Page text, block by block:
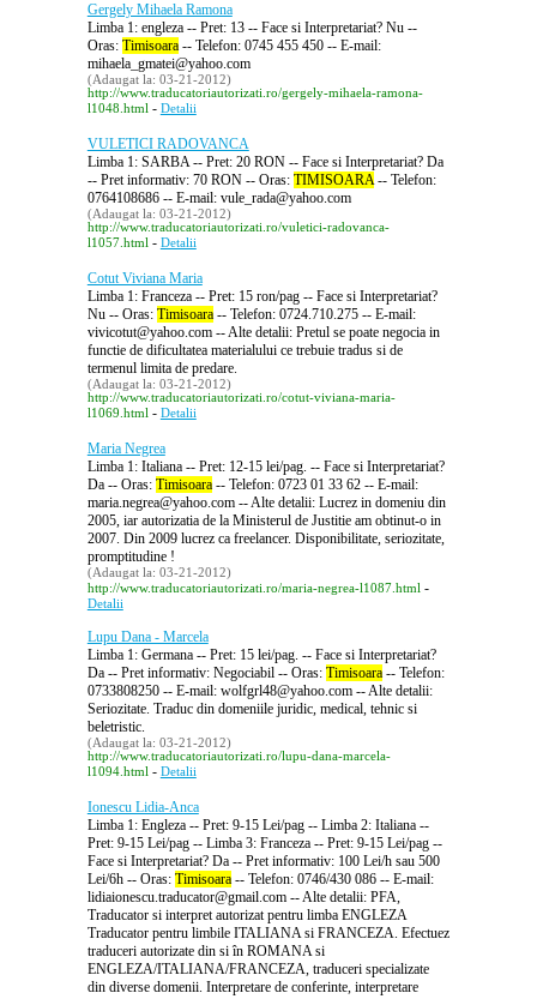
Gergely Mihaela Ramona
Limba 1: engleza -- Pret: 13 -- Face si Interpretariat? Nu --
Oras: Timisoara-- Telefon: 0745 455 450 -- E-mail:
mihaela_gmatei@yahoo.com
(Adaugat la: 03-21-2012)
http://www.traducatoriautorizati.ro/gergely-mihaela-ramona-
l1048.html- Detalii
VULETICI RADOVANCA
Limba 1: SARBA -- Pret: 20 RON -- Face si Interpretariat? Da
-- Pret informativ: 70 RON -- Oras: TIMISOARA-- Telefon:
0764108686 -- E-mail: vule_rada@yahoo.com
(Adaugat la: 03-21-2012)
http://www.traducatoriautorizati.ro/vuletici-radovanca-
l1057.html- Detalii
Cotut Viviana Maria
Limba 1: Franceza -- Pret: 15 ron/pag -- Face si Interpretariat?
Nu -- Oras: Timisoara-- Telefon: 0724.710.275 -- E-mail:
vivicotut@yahoo.com -- Alte detalii: Pretul se poate negocia in
functie de dificultatea materialului ce trebuie tradus si de
termenul limita de predare.
(Adaugat la: 03-21-2012)
http://www.traducatoriautorizati.ro/cotut-viviana-maria-
l1069.html- Detalii
Maria Negrea
Limba 1: Italiana -- Pret: 12-15 lei/pag. -- Face si Interpretariat?
Da -- Oras: Timisoara-- Telefon: 0723 01 33 62 -- E-mail:
maria.negrea@yahoo.com -- Alte detalii: Lucrez in domeniu din
2005, iar autorizatia de la Ministerul de Justitie am obtinut-o in
2007. Din 2009 lucrez ca freelancer. Disponibilitate, seriozitate,
promptitudine !
(Adaugat la: 03-21-2012)
http://www.traducatoriautorizati.ro/maria-negrea-l1087.html-
Detalii
Lupu Dana - Marcela
Limba 1: Germana -- Pret: 15 lei/pag. -- Face si Interpretariat?
Da -- Pret informativ: Negociabil -- Oras: Timisoara-- Telefon:
0733808250 -- E-mail: wolfgrl48@yahoo.com -- Alte detalii:
Seriozitate. Traduc din domeniile juridic, medical, tehnic si
beletristic.
(Adaugat la: 03-21-2012)
http://www.traducatoriautorizati.ro/lupu-dana-marcela-
l1094.html- Detalii
Ionescu Lidia-Anca
Limba 1: Engleza -- Pret: 9-15 Lei/pag -- Limba 2: Italiana --
Pret: 9-15 Lei/pag -- Limba 3: Franceza -- Pret: 9-15 Lei/pag --
Face si Interpretariat? Da -- Pret informativ: 100 Lei/h sau 500
Lei/6h -- Oras: Timisoara-- Telefon: 0746/430 086 -- E-mail:
lidiaionescu.traducator@gmail.com -- Alte detalii: PFA,
Traducator si interpret autorizat pentru limba ENGLEZA
Traducator pentru limbile ITALIANA si FRANCEZA. Efectuez
traduceri autorizate din si în ROMANA si
ENGLEZA/ITALIANA/FRANCEZA, traduceri specializate
din diverse domenii. Interpretare de conferinte, interpretare